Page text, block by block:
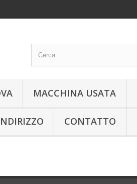
MACCHINA USATA
CONTATTO